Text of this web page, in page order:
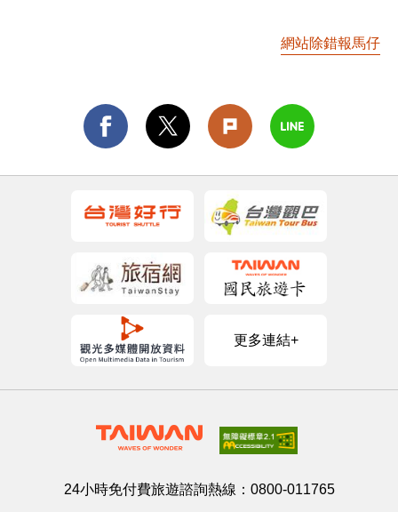
網站除錯報馬仔
更多連結+
24小時免付費旅遊諮詢熱線： 0800-011765